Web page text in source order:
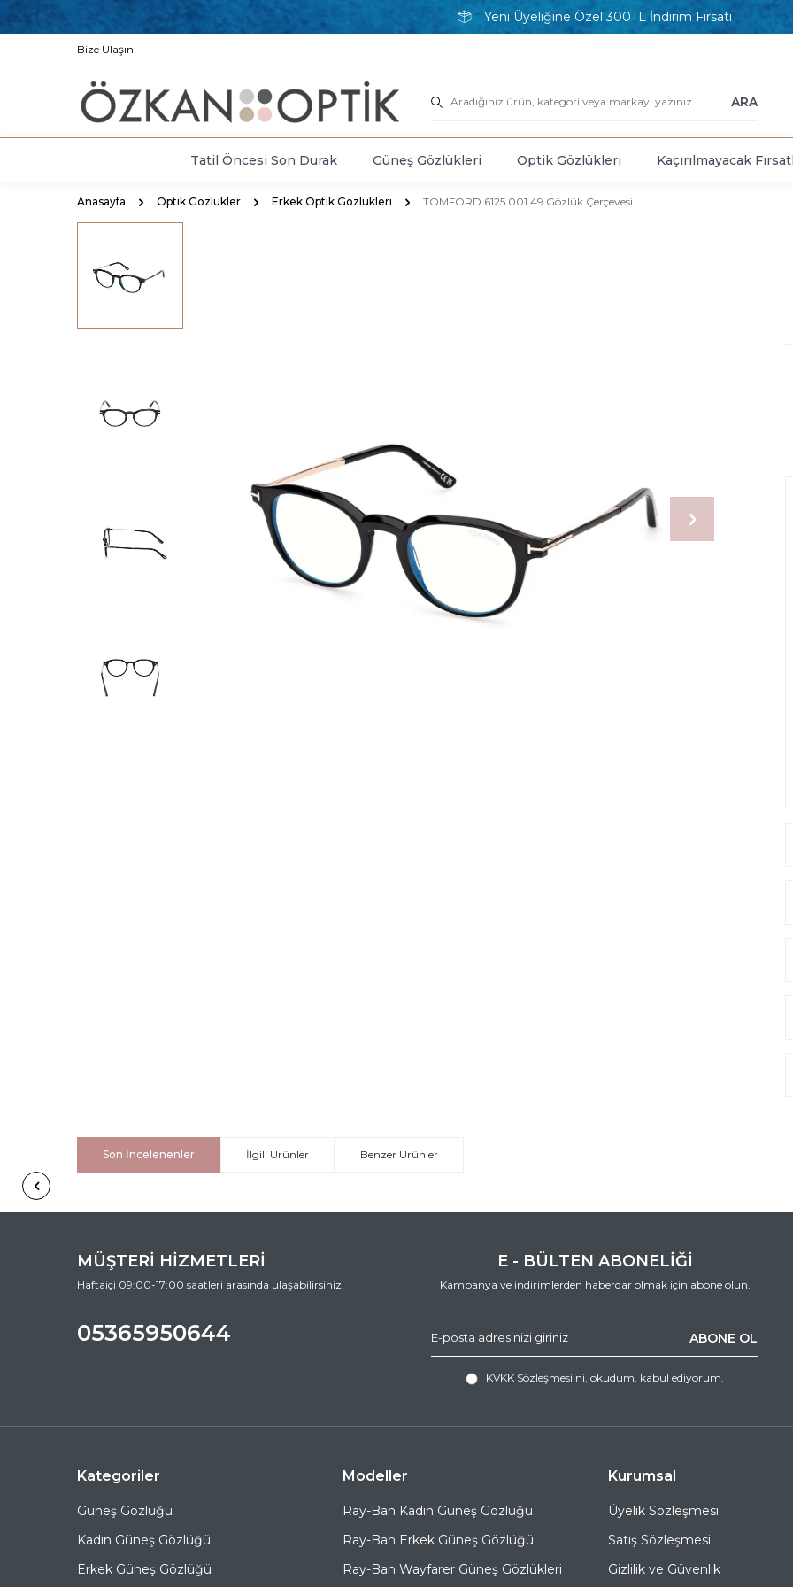
Yeni Üyeliğine Özel 300TL İndirim Fırsatı
Bize Ulaşın
ARA
Tatil Öncesi Son Durak Güneş Gözlükleri Optik Gözlükleri Kaçırılmayacak
Anasayfa Optik Gözlükler Erkek Optik Gözlükleri TOMFORD 6125 001 49 Gözlük Çerçevesi
Son İncelenenler İlgili Ürünler Benzer Ürünler
MÜŞTERİ HİZMETLERİ
Haftaiçi 09:00-17:00 saatleri arasında ulaşabilirsiniz.
05365950644
E - BÜLTEN ABONELİĞİ
Kampanya ve indirimlerden haberdar olmak için abone olun.
ABONE OL
KVKK Sözleşmesi'ni, okudum, kabul ediyorum.
Kategoriler
Güneş Gözlüğü
Kadın Güneş Gözlüğü
Erkek Güneş Gözlüğü
Modeller
Ray-Ban Kadın Güneş Gözlüğü
Ray-Ban Erkek Güneş Gözlüğü
Ray-Ban Wayfarer Güneş Gözlükleri
Kurumsal
Üyelik Sözleşmesi
Satış Sözleşmesi
Gizlilik ve Güvenlik